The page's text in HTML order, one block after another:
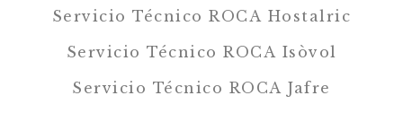
Servicio Técnico ROCA Hostalric
Servicio Técnico ROCA Isòvol
Servicio Técnico ROCA Jafre